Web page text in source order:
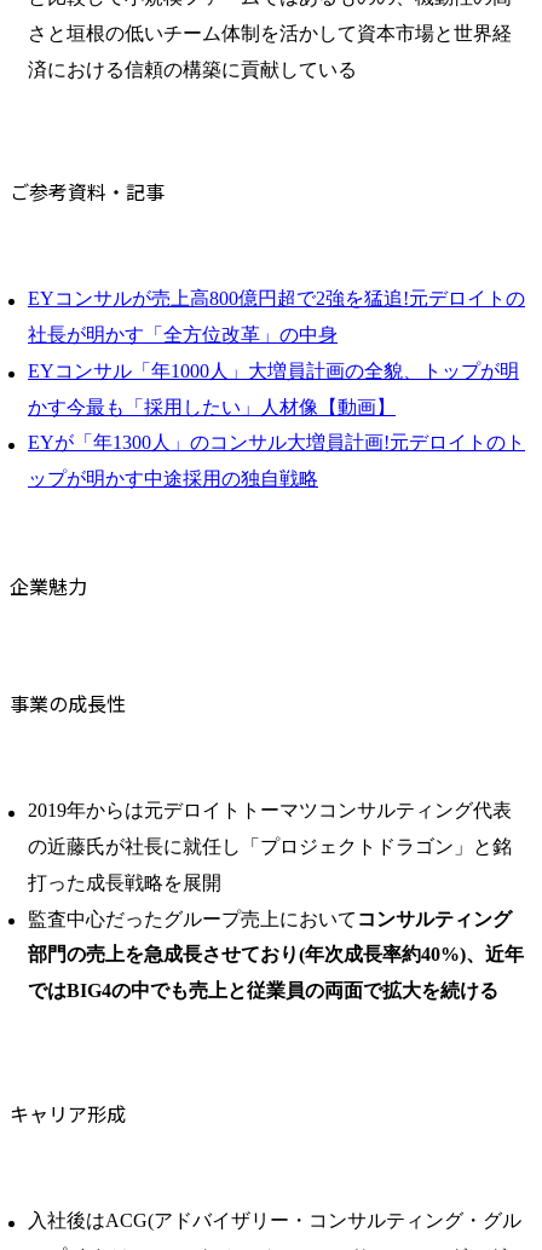
さと垣根の低いチーム体制を活かして資本市場と世界経
済における信頼の構築に貢献している
ご参考資料・記事
EYコンサルが売上高800億円超で2強を猛追!元デロイトの
社長が明かす「全方位改革」の中身
EYコンサル「年1000人」大増員計画の全貌、トップが明
かす今最も「採用したい」人材像【動画】
EYが「年1300人」のコンサル大増員計画!元デロイトのト
ップが明かす中途採用の独自戦略
企業魅力
事業の成長性
2019年からは元デロイトトーマツコンサルティング代表
の近藤氏が社長に就任し「プロジェクトドラゴン」と銘
打った成長戦略を展開
監査中心だったグループ売上において コンサルティング
部門の売上を急成長させており(年次成長率約40%)、近年
ではBIG4の中でも売上と従業員の両面で拡大を続ける
キャリア形成
入社後はACG(アドバイザリー・コンサルティング・グル